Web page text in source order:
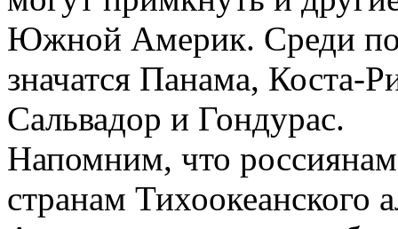
Южной Америк. Среди
значатся Панама, Коста-
Сальвадор и Гондурас.
Напомним, что
странам Тихоокеанского